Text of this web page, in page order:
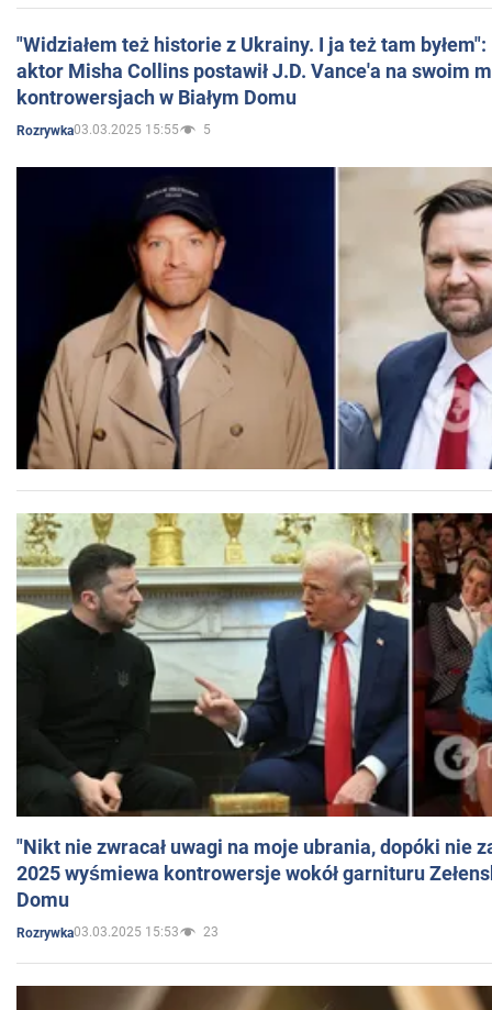
"Widziałem też historie z Ukrainy. I ja też tam
aktor Misha Collins postawił J.D. Vance'a na swoim
kontrowersjach w Białym Domu
Rozrywka03.03.2025 15:55 5
"Nikt nie zwracał uwagi na moje ubrania, dopóki nie
2025 wyśmiewa kontrowersje wokół garnituru
Domu
Rozrywka03.03.2025 15:53 23